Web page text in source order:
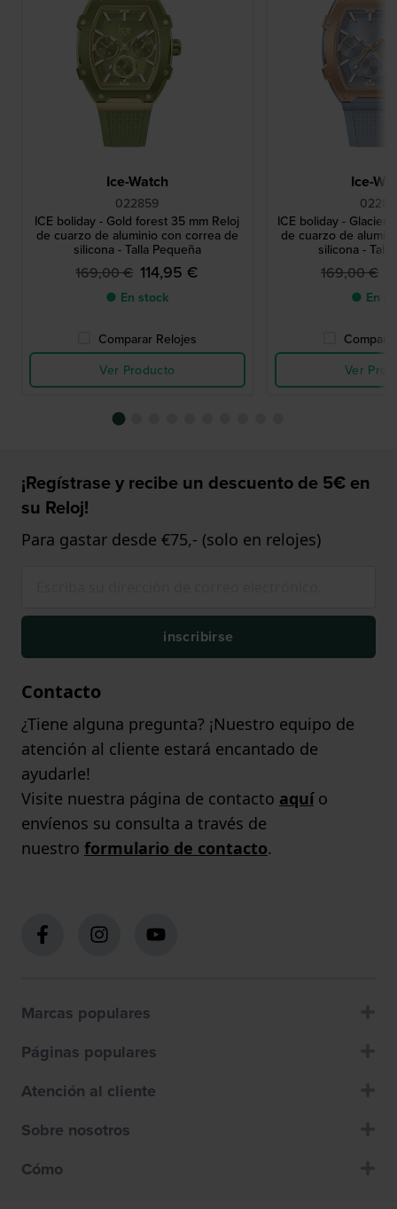
Ice-Watch
022859
ICE boliday - Gold forest 35 mm Reloj
de cuarzo de aluminio con correa de
silicona - Talla Pequeña
169,00 € 114,95 €
● En stock
Comparar Relojes
Ver Producto
Ice-
ICE boliday - Glacier
de cuarzo de
silicona -
169,00 €
● En
Ver
¡Regístrase y recibe un descuento de 5€ en
su Reloj!
Para gastar desde €75,- (solo en relojes)
inscribirse
Contacto
¿Tiene alguna pregunta? ¡Nuestro equipo de
atención al cliente estará encantado de
ayudarle!
Visite nuestra página de contacto aquío
envíenos su consulta a través de
nuestro formulario de contacto.
Marcas populares
Páginas populares
Atención al cliente
Sobre nosotros
Cómo